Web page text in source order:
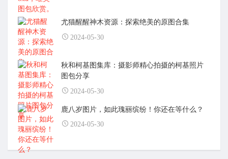
尤猫醒醒神木资源：探索绝美的原图合集
2024-05-30
秋和柯基图集库：摄影师精心拍摄的柯基照片
图包分享
2024-05-30
鹿八岁图片，如此瑰丽缤纷！你还在等什么？
2024-05-30